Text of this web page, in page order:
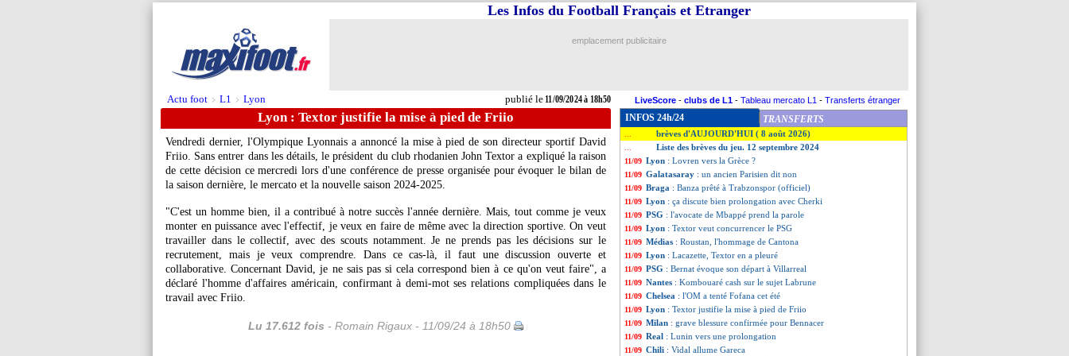
Actu foot > L1 > Lyon publié le11/09/2024 à 18h50
Les Infos du Football Français et Etranger
emplacement publicitaire
LiveScore - clubs de L1 - Tableau mercato L1 - Transferts étranger
Lyon : Textor justifie la mise à pied de Friio
Vendredi dernier, l'Olympique Lyonnais a annoncé la mise à pied de son directeur sportif David
Friio. Sans entrer dans les détails, le président du club rhodanien John Textor a expliqué la raison
de cette décision ce mercredi lors d'une conférence de presse organisée pour évoquer le bilan de
la saison dernière, le mercato et la nouvelle saison 2024-2025.
"C'est un homme bien, il a contribué à notre succès l'année dernière. Mais, tout comme je veux
monter en puissance avec l'effectif, je veux en faire de même avec la direction sportive. On veut
travailler dans le collectif, avec des scouts notamment. Je ne prends pas les décisions sur le
recrutement, mais je veux comprendre. Dans ce cas-là, il faut une discussion ouverte et
collaborative. Concernant David, je ne sais pas si cela correspond bien à ce qu'on veut faire", a
déclaré l'homme d'affaires américain, confirmant à demi-mot ses relations compliquées dans le
travail avec Friio.
Lu 17.612 fois - Romain Rigaux - 11/09/24 à 18h50
INFOS 24h/24 TRANSFERTS
brèves d'AUJOURD'HUI ( 8 août 2026)
Liste des brèves du jeu. 12 septembre 2024
11/09 Lyon : Lovren vers la Grèce ?
11/09 Galatasaray : un ancien Parisien dit non
11/09 Braga : Banza prêté à Trabzonspor (officiel)
11/09 Lyon : ça discute bien prolongation avec Cherki
11/09 PSG : l'avocate de Mbappé prend la parole
11/09 Lyon : Textor veut concurrencer le PSG
11/09 Médias : Roustan, l'hommage de Cantona
11/09 Lyon : Lacazette, Textor en a pleuré
11/09 PSG : Bernat évoque son départ à Villarreal
11/09 Nantes : Kombouaré cash sur le sujet Labrune
11/09 Chelsea : l'OM a tenté Fofana cet été
11/09 Lyon : Textor justifie la mise à pied de Friio
11/09 Milan : grave blessure confirmée pour Bennacer
11/09 Real : Lunin vers une prolongation
11/09 Chili : Vidal allume Gareca